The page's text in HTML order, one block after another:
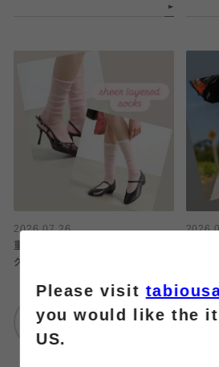
2026.07.26
重ねて可愛いシアーレイヤードソッ
クス💖
ルミネ横浜店
Please visit
you would like the
US.